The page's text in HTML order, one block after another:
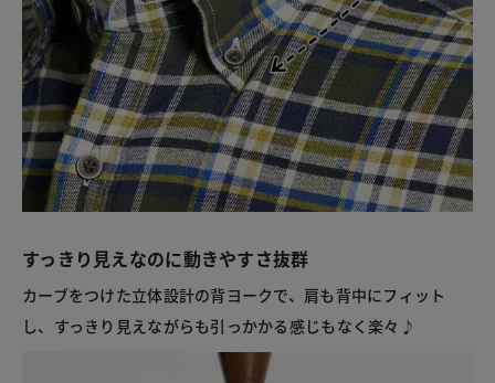
すっきり見えなのに動きやすさ抜群
カーブをつけた立体設計の背ヨークで、肩も背中にフィット
し、すっきり見えながらも引っかかる感じもなく楽々♪